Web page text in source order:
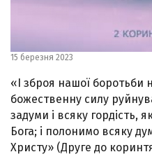
15 березня 2023
«І зброя нашої боротьби
божественну силу
задуми і всяку гордість,
Бога; і полонимо всяку
Христу» (Друге до